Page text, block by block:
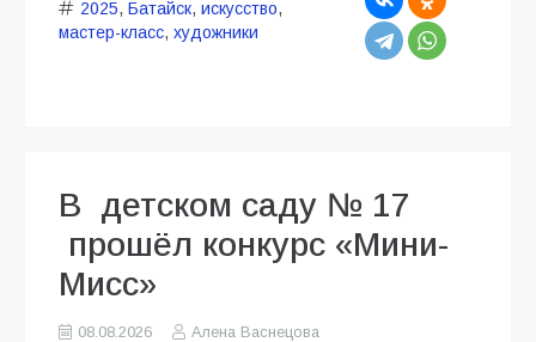
2025, Батайск, искусство,
мастер-класс, художники
В детском саду № 17
прошёл конкурс «Мини-
Мисс»
08.08.2026
Алена Васнецова